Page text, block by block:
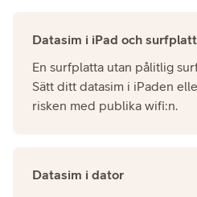
Datasim i iPad och
En surfplatta utan pålitlig
Sätt ditt datasim i iPaden
risken med publika wifi:n.
Datasim i dator